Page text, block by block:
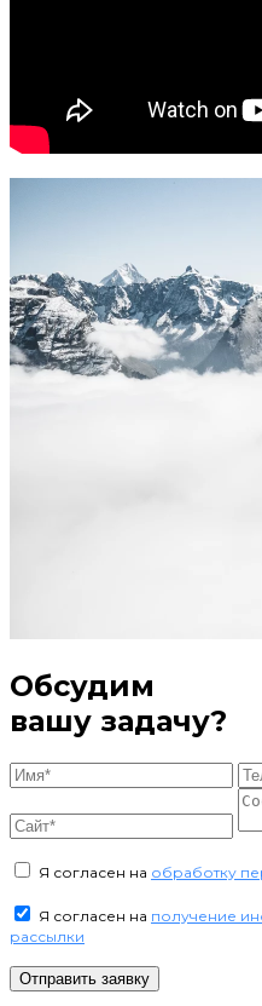
Обсудим
вашу задачу?
Я согласен на обработку
Я согласен на получение
рассылки
Отправить заявку